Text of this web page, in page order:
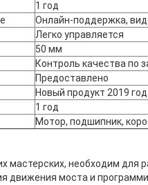
1 год
Онлайн-поддержка,
Легко управляется
50 мм
Контроль качества по
Предоставлено
Новый продукт 2019
1 год
Мотор, подшипник,
мастерских, необходим для
движения моста и